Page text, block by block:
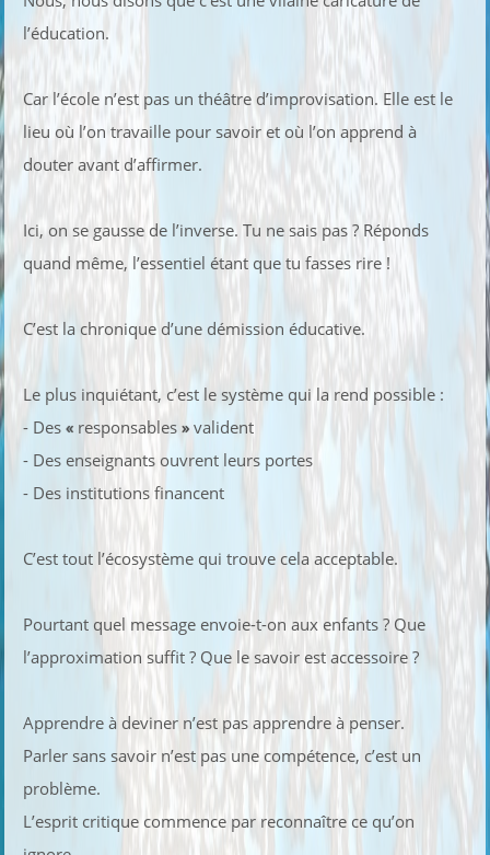
l’éducation.
Car l’école n’est pas un théâtre d’improvisation. Elle est le
lieu où l’on travaille pour savoir et où l’on apprend à
douter avant d’affirmer.
Ici, on se gausse de l’inverse. Tu ne sais pas ? Réponds
quand même, l’essentiel étant que tu fasses rire !
C’est la chronique d’une démission éducative.
Le plus inquiétant, c’est le système qui la rend possible :
- Des« responsables» valident
- Des enseignants ouvrent leurs portes
- Des institutions financent
C’est tout l’écosystème qui trouve cela acceptable.
Pourtant quel message envoie-t-on aux enfants ? Que
l’approximation suffit ? Que le savoir est accessoire ?
Apprendre à deviner n’est pas apprendre à penser.
Parler sans savoir n’est pas une compétence, c’est un
problème.
L’esprit critique commence par reconnaître ce qu’on